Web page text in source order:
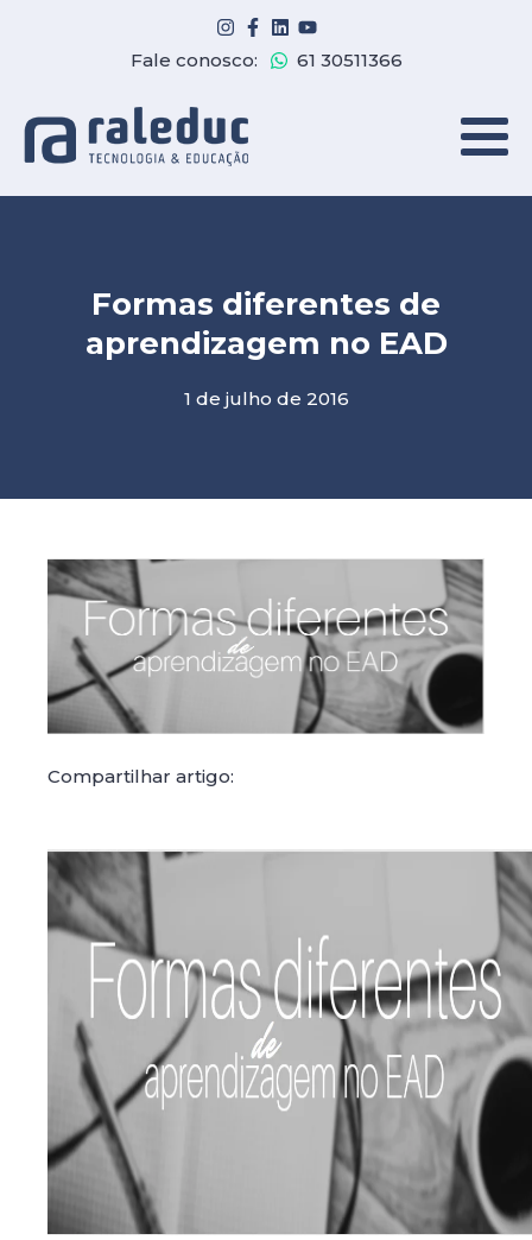
Fale conosco: 61 30511366
Formas diferentes de
aprendizagem no EAD
1 de julho de 2016
Compartilhar artigo: